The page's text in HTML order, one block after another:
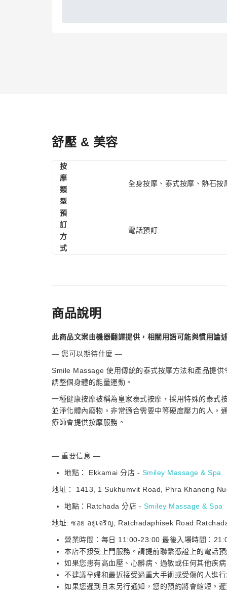
舒壓 & 美容
按
摩
類
型
全身按摩、泰式按摩、熱石按
預
訂
方
式
電話預訂
商品說明
此商品文案由機器翻譯提供，相關用語可能與慣用論
— 您可以期待什麼 —
Smile Massage 使用傳統的泰式按摩方法和產品提
調整個身體的能量運動。
一種健康按摩被稱為皇家泰式按摩，採用特殊的泰式
並淨化體內廢物。非常適合需要中等硬度壓力的人。
療師會提供按摩服務。
— 重要信息 —
地點： Ekkamai 分店 - Smiley Massage & Spa
地址： 1413, 1 Sukhumvit Road, Phra Khanong
地點：Ratchada 分店 - Smiley Massage & Spa
地址: ซอย อยู่เจริญ, Ratchadaphisek Road
營業時間：每日 11:00-23:00 最後入場時間：
本店不接受上門服務。請提前聯繫憑證上的電話
如果您患有高血壓、心髒病、過敏或任何其他疾
不建議孕婦和最近接受過重大手術或受傷的人進
如果您遲到且未另行通知，您的預約將會縮短。